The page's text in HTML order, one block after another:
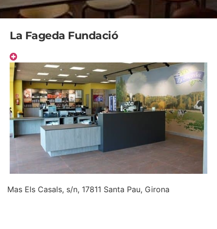
La Fageda Fundació
Mas Els Casals, s/n, 17811 Santa Pau, Girona